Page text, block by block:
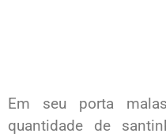
Em seu porta
quantidade de